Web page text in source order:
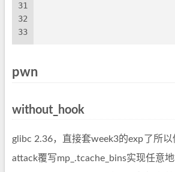
31
32
33
pwn
without_hook
glibc 2.36，直接套week3的exp了所
attack覆写mp_.tcache_bins实现任意